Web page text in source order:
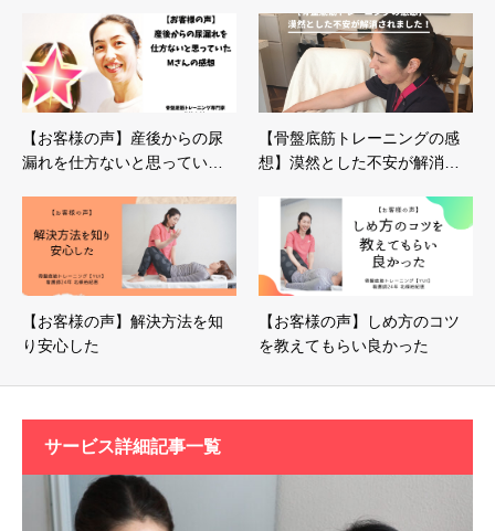
【お客様の声】産後からの尿
漏れを仕方ないと思ってい…
【骨盤底筋トレーニングの感
想】漠然とした不安が解消…
【お客様の声】解決方法を知
り安心した
【お客様の声】しめ方のコツ
を教えてもらい良かった
サービス詳細記事一覧